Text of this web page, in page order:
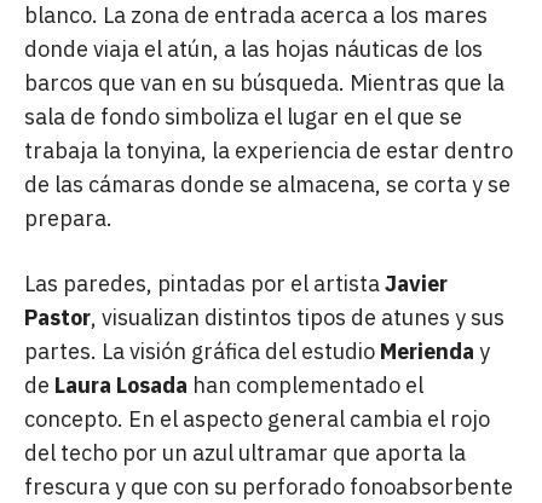
blanco. La zona de entrada acerca a los mares
donde viaja el atún, a las hojas náuticas de los
barcos que van en su búsqueda. Mientras que la
sala de fondo simboliza el lugar en el que se
trabaja la tonyina, la experiencia de estar dentro
de las cámaras donde se almacena, se corta y se
prepara.
Las paredes, pintadas por el artistaJavier
Pastor, visualizan distintos tipos de atunes y sus
partes. La visión gráfica del estudio Merienda y
de Laura Losada han complementado el
concepto. En el aspecto general cambia el rojo
del techo por un azul ultramar que aporta la
frescura y que con su perforado fonoabsorbente